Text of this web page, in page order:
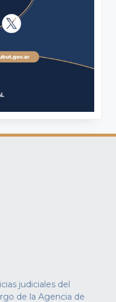
judiciales del
de la Agencia de